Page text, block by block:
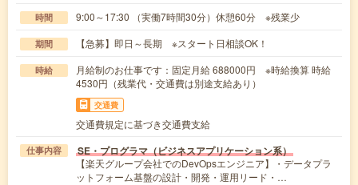
時間 9:00～17:30 （実働7時間30分）休憩60分 ※残業少
期間 【急募】即日～長期 ※スタート日相談OK！
時給
月給制のお仕事です：固定月給 688000円 ※時給換算 時給
4530円（残業代・交通費は別途支給あり）
交通費
交通費規定に基づき交通費支給
仕事内容 SE・プログラマ（ビジネスアプリケーション系）
【楽天グループ会社でのDevOpsエンジニア】・データプラ
ットフォーム基盤の設計・開発・運用リード・…